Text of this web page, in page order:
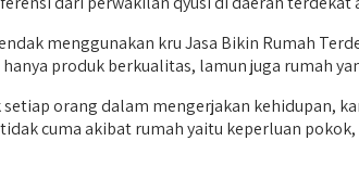
menggunakan kru Jasa Bikin Rumah
produk berkualitas, lamun juga rumah
orang dalam mengerjakan kehidupan,
cuma akibat rumah yaitu keperluan